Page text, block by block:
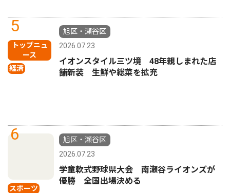
5
トップニュ
ース
経済
旭区・瀬谷区
2026.07.23
イオンスタイル三ツ境 48年親しまれた店
舗新装 生鮮や総菜を拡充
6
スポーツ
旭区・瀬谷区
2026.07.23
学童軟式野球県大会 南瀬谷ライオンズが
優勝 全国出場決める